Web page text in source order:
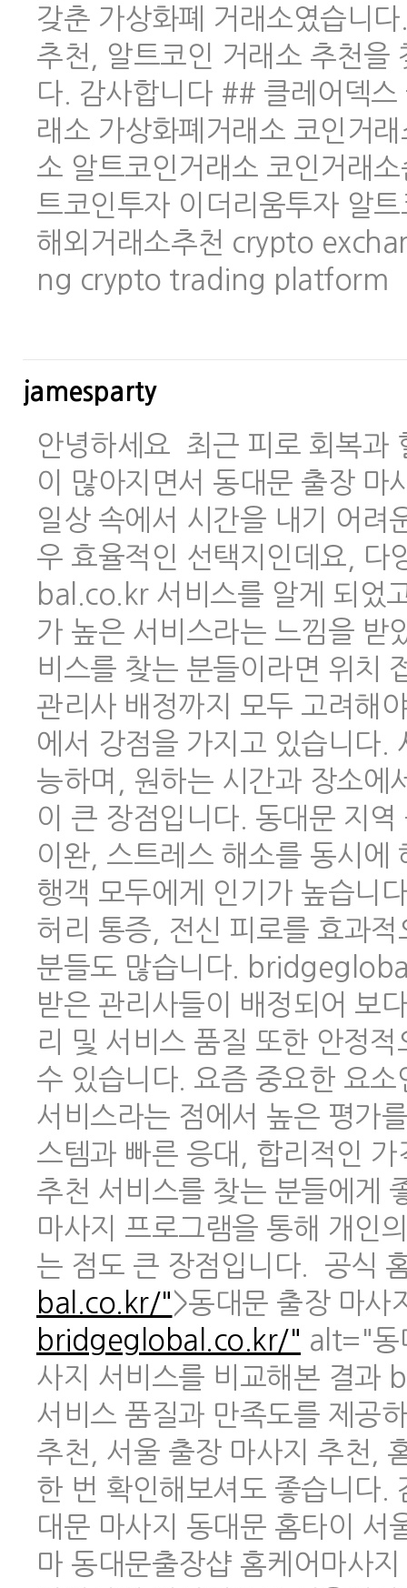
갖춘 가상화폐 거래소였습니
추천, 알트코인 거래소 추천을
다. 감사합니다 ## 클레어덱
래소 가상화폐거래소 코인거
소 알트코인거래소 코인거래
트코인투자 이더리움투자 알
해외거래소추천 crypto
ng crypto trading platform
jamesparty
안녕하세요 최근 피로 회복과
이 많아지면서 동대문 출장 마
일상 속에서 시간을 내기 어려
우 효율적인 선택지인데요,
bal.co.kr 서비스를 알게 되었
가 높은 서비스라는 느낌을 받
비스를 찾는 분들이라면 위치
관리사 배정까지 모두 고려해
에서 강점을 가지고 있습니다.
능하며, 원하는 시간과 장소에
이 큰 장점입니다. 동대문 지
이완, 스트레스 해소를 동시에
행객 모두에게 인기가 높습니
허리 통증, 전신 피로를 효과
분들도 많습니다.
받은 관리사들이 배정되어 보
리 및 서비스 품질 또한 안정
수 있습니다. 요즘 중요한 요
서비스라는 점에서 높은 평가
스템과 빠른 응대, 합리적인
추천 서비스를 찾는 분들에게
마사지 프로그램을 통해 개인
는 점도 큰 장점입니다. 공식
bal.co.kr/">동대문 출장 마
bridgeglobal.co.kr/" alt="동
사지 서비스를 비교해본 결과
서비스 품질과 만족도를 제공
추천, 서울 출장 마사지 추천,
한 번 확인해보셔도 좋습니다
대문 마사지 동대문 홈타이 서
마 동대문출장샵 홈케어마사